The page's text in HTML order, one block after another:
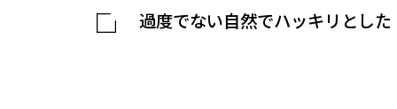
過度でない自然でハッキリとした